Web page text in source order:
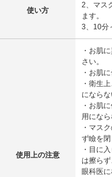
使い方
2、マス
ます。
3、10分
使用上の注意
・お肌
さい。
・お肌
・衛生
にならな
・お肌
用になら
・マス
ず瞼を閉
・目に
は擦らず
眼科医